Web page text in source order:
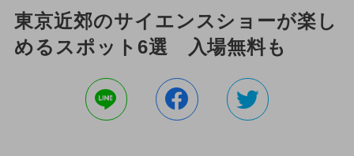
東京近郊のサイエンスショーが楽し
めるスポット6選 入場無料も